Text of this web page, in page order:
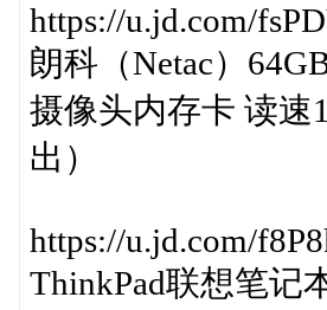
https://u.jd.com/
朗科（Netac）
摄像头内存卡 读速
出）
https://u.jd.com/
ThinkPad联想笔记